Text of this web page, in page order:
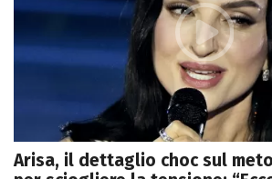
Arisa, il dettaglio choc sul